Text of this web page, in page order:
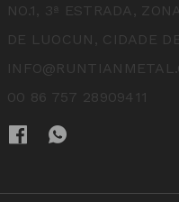
NO.1, 3ª ESTRADA,
DE LUOCUN, CIDADE
00 86 757 28909411